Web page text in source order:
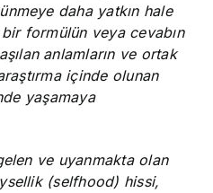
daha yatkın hale
formülün veya cevabın
anlamların ve ortak
içinde olunan
yaşamaya
ve uyanmakta olan
(selfhood) hissi,